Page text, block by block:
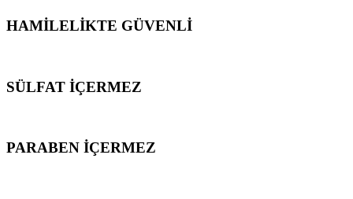
HAMİLELİKTE GÜVENLİ
SÜLFAT İÇERMEZ
PARABEN İÇERMEZ